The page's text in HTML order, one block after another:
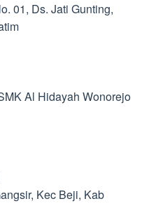
01, Ds. Jati Gunting,
Al Hidayah Wonorejo
Kec Beji, Kab